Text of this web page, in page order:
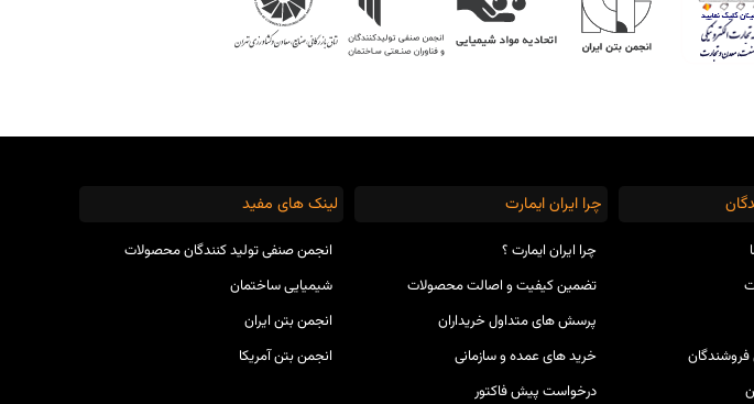
چرا ایران ایمارت
چرا ایران ایمارت ؟
تضمین کیفیت و اصالت محصولات
پرسش های متداول خریداران
خرید های عمده و سازمانی
درخواست پیش فاکتور
لینک های مفید
انجمن صنفی تولید کنندگان محصولات
شیمیایی ساختمان
انجمن بتن ایران
انجمن بتن آمریکا